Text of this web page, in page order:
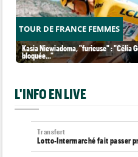
TOUR DE FRANCE FEMMES
Kasia Niewiadoma, "furieuse" : "Célia
bloquée..."
L'INFO EN LIVE
Transfert
Lotto-Intermarché fait passer